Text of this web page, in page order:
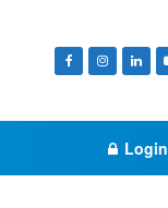
Login